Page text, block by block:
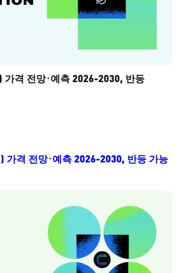
격 전망·예측 2026-2030, 반등
격 전망·예측 2026-2030, 반등 가능